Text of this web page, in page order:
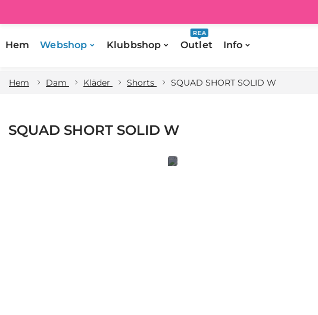
Hem Webshop Klubbshop Outlet
REA
Info
Hem Dam Kläder Shorts SQUAD SHORT SOLID W
SQUAD SHORT SOLID W